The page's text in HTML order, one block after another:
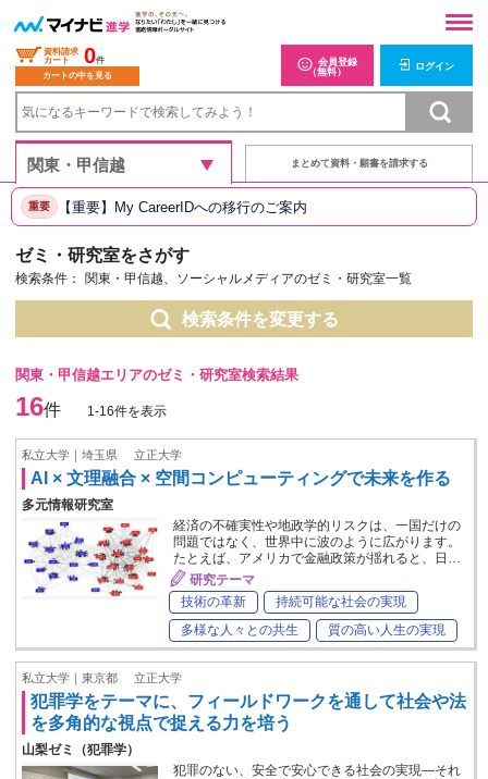
資料請求
カート
0件
カートの中を見る
会員登録
（無料）
ログイン
まとめて資料・願書を請求する
重要 【重要】My CareerIDへの移行のご案内
ゼミ・研究室をさがす
検索条件： 関東・甲信越、ソーシャルメディアのゼミ・研究室一覧
検索条件を変更する
関東・甲信越エリアのゼミ・研究室検索結果
16件 1-16件を表示
私立大学｜埼玉県 立正大学
AI × 文理融合 × 空間コンピューティングで未来を作る
多元情報研究室
経済の不確実性や地政学的リスクは、一国だけの
問題ではなく、世界中に波のように広がります。
たとえば、アメリカで金融政策が揺れると、日…
研究テーマ
技術の革新
持続可能な社会の実現
多様な人々との共生
質の高い人生の実現
私立大学｜東京都 立正大学
犯罪学をテーマに、フィールドワークを通して社会や法
を多角的な視点で捉える力を培う
山梨ゼミ（犯罪学）
犯罪のない、安全で安心できる社会の実現―それ